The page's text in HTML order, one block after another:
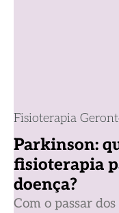
Fisioterapia
Parkinson:
fisioterapia
doença?
Com o passar